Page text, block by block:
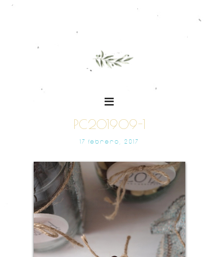
PC201909-1
17 FEBRERO, 2017